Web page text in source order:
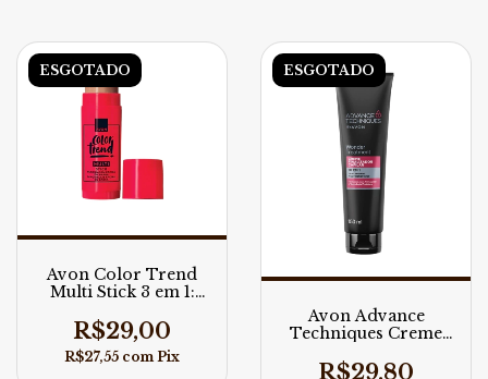
ESGOTADO
Avon Color Trend
Multi Stick 3 em 1:
Olhos
R$29,00
R$27,55 com Pix
ESGOTADO
Avon Advance
Techniques Creme
Wonder Treatment
R$29,80